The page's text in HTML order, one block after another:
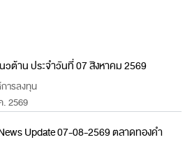
วต้าน ประจำวันที่ 07 สิงหาคม 2569
การลงทุน
2569
Update 07-08-2569 ตลาดทองคำ